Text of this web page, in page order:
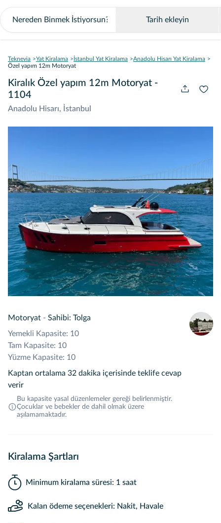
Tarih ekleyin
Teknevia Yat Kiralama İstanbul Yat Kiralama
Anadolu Hisarı Yat Kiralama
Özel yapım 12m Motoryat
Kiralık Özel yapım 12m Motoryat -
1104
Anadolu Hisarı, İstanbul
Motoryat - Sahibi: Tolga
Yemekli Kapasite: 10
Tam Kapasite: 10
Yüzme Kapasite: 10
Kaptan ortalama 32 dakika içerisinde teklife cevap
verir
Bu kapasite yasal düzenlemeler gereği belirlenmiştir.
Çocuklar ve bebekler de dahil olmak üzere
aşılamamaktadır.
Kiralama Şartları
Minimum kiralama süresi: 1 saat
Kalan ödeme seçenekleri: Nakit, Havale